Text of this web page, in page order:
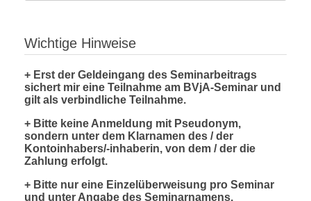
Wichtige Hinweise
+ Erst der Geldeingang des Seminarbeitrags
sichert mir eine Teilnahme am BVjA-Seminar und
gilt als verbindliche Teilnahme.
+ Bitte keine Anmeldung mit Pseudonym,
sondern unter dem Klarnamen des / der
Kontoinhabers/-inhaberin, von dem / der die
Zahlung erfolgt.
+ Bitte nur eine Einzelüberweisung pro Seminar
und unter Angabe des Seminarnamens.